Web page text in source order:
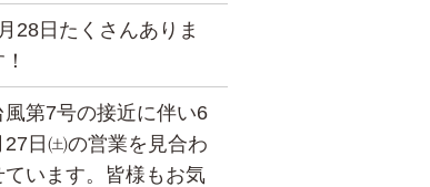
28日たくさんありま
風第7号の接近に伴い6
27日㈯の営業を見合わ
ています。皆様もお気